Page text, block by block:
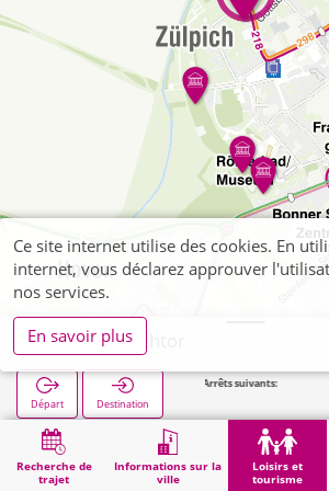
Recherche de
trajet
Informations sur la
ville
Loisirs et
tourisme
Zülpich, Bachtor
Départ Destination
Arrêts suivants:
Démarrage Loisirs et tourisme Zülpich, Bachtor
Ce site internet utilise des cookies. En
internet, vous déclarez approuver
nos services.
En savoir plus